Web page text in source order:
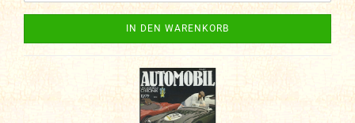
IN DEN WARENKORB